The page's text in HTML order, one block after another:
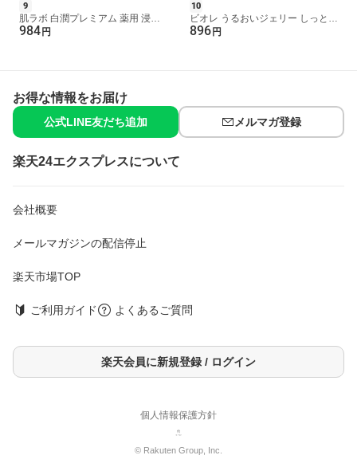
9
肌ラボ 白潤プレミアム 薬用 浸透
美白化粧水 しっとり つめかえ用
984 円
10
ビオレ うるおいジェリー しっとり
180ml 【ビオレフェイスケア】 化
896 円
お得な情報をお届け
公式LINE友だち追加 メルマガ登録
楽天24エクスプレスについて
会社概要
メールマガジンの配信停止
楽天市場TOP
ご利用ガイド よくあるご質問
楽天会員に新規登録 / ログイン
個人情報保護方針
© Rakuten Group, Inc.